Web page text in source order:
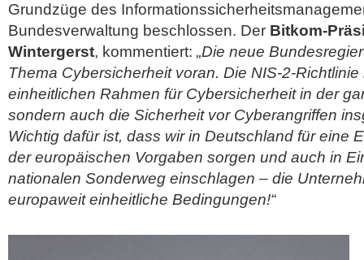
Grundzüge des
Bundesverwaltung beschlossen. Der Bitkom-
Wintergerst, kommentiert: „Die neue
Thema Cybersicherheit voran. Die NIS-2-
einheitlichen Rahmen für Cybersicherheit in der
sondern auch die Sicherheit vor Cyberangriffen
Wichtig dafür ist, dass wir in Deutschland für eine
der europäischen Vorgaben sorgen und auch in
nationalen Sonderweg einschlagen – die
europaweit einheitliche Bedingungen!“